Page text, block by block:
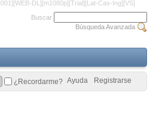
DL][m1080p][Trial][Lat-Cas-Ing][VS]
Buscar
Búsqueda Avanzada
Registrarse
Ayuda
¿Recordarme?